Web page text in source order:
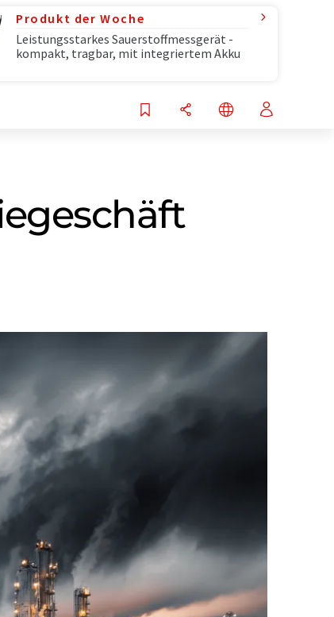
Produkt der Woche
Leistungsstarkes Sauerstoffmessgerät -
kompakt, tragbar, mit integriertem Akku